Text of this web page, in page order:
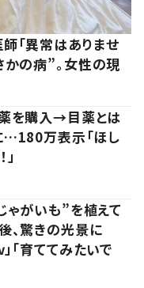
「異常はありませ
の病”。女性の現
を購入→目薬とは
…180万表示「ほし
ゃがいも”を植えて
驚きの光景に
「育ててみたいで